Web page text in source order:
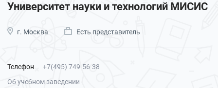
Университет науки и технологий МИСИС
г. Москва Есть представитель
Телефон
+7(495) 749-56-38
Об учебном заведении